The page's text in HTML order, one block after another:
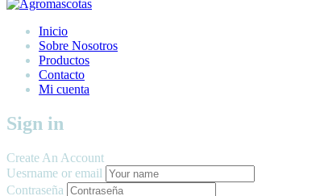
Inicio
Sobre Nosotros
Productos
Contacto
Mi cuenta
Sign in
Create An Account
Uesrname or email
Contraseña